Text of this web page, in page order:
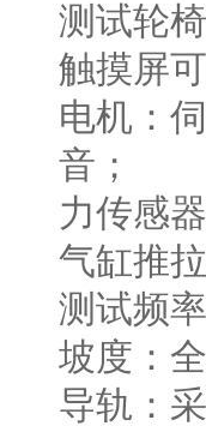
测试轮
触摸屏
电机：
音；
力传感
气缸推
测试频
坡度：
导轨：